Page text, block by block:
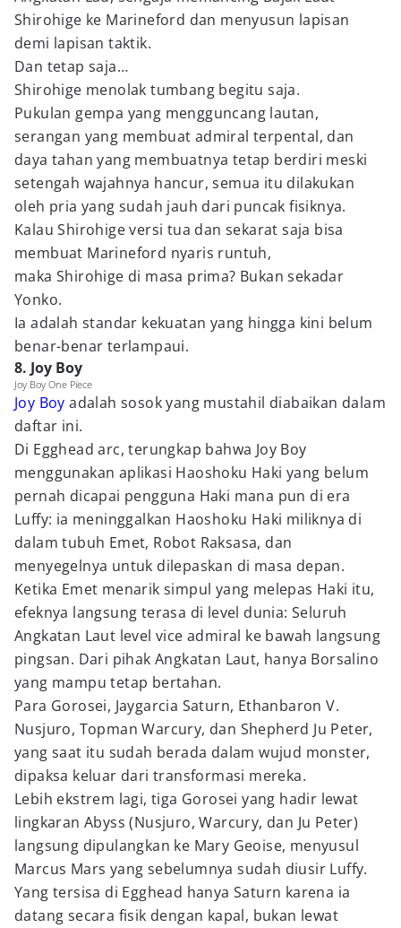
Shirohige ke Marineford dan menyusun lapisan
demi lapisan taktik.
Dan tetap saja…
Shirohige menolak tumbang begitu saja.
Pukulan gempa yang mengguncang lautan,
serangan yang membuat admiral terpental, dan
daya tahan yang membuatnya tetap berdiri meski
setengah wajahnya hancur, semua itu dilakukan
oleh pria yang sudah jauh dari puncak fisiknya.
Kalau Shirohige versi tua dan sekarat saja bisa
membuat Marineford nyaris runtuh,
maka Shirohige di masa prima? Bukan sekadar
Yonko.
Ia adalah standar kekuatan yang hingga kini belum
benar-benar terlampaui.
8. Joy Boy
Joy Boy One Piece
Joy Boy adalah sosok yang mustahil diabaikan dalam
daftar ini.
Di Egghead arc, terungkap bahwa Joy Boy
menggunakan aplikasi Haoshoku Haki yang belum
pernah dicapai pengguna Haki mana pun di era
Luffy: ia meninggalkan Haoshoku Haki miliknya di
dalam tubuh Emet, Robot Raksasa, dan
menyegelnya untuk dilepaskan di masa depan.
Ketika Emet menarik simpul yang melepas Haki itu,
efeknya langsung terasa di level dunia: Seluruh
Angkatan Laut level vice admiral ke bawah langsung
pingsan. Dari pihak Angkatan Laut, hanya Borsalino
yang mampu tetap bertahan.
Para Gorosei, Jaygarcia Saturn, Ethanbaron V.
Nusjuro, Topman Warcury, dan Shepherd Ju Peter,
yang saat itu sudah berada dalam wujud monster,
dipaksa keluar dari transformasi mereka.
Lebih ekstrem lagi, tiga Gorosei yang hadir lewat
lingkaran Abyss (Nusjuro, Warcury, dan Ju Peter)
langsung dipulangkan ke Mary Geoise, menyusul
Marcus Mars yang sebelumnya sudah diusir Luffy.
Yang tersisa di Egghead hanya Saturn karena ia
datang secara fisik dengan kapal, bukan lewat